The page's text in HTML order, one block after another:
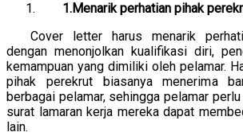
1.Menarik perhatian pihak
Cover letter harus menarik
dengan menonjolkan kualifikasi diri,
kemampuan yang dimiliki oleh pelamar.
pihak perekrut biasanya menerima
berbagai pelamar, sehingga pelamar
surat lamaran kerja mereka dapat
lain.